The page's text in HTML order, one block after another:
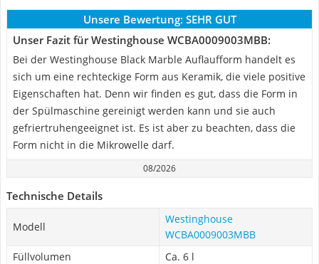
Unsere Bewertung: SEHR GUT
Unser Fazit für Westinghouse WCBA0009003MBB:
Bei der Westinghouse Black Marble Auflaufform handelt es
sich um eine rechteckige Form aus Keramik, die viele positive
Eigenschaften hat. Denn wir finden es gut, dass die Form in
der Spülmaschine gereinigt werden kann und sie auch
gefriertruhengeeignet ist. Es ist aber zu beachten, dass die
Form nicht in die Mikrowelle darf.
08/2026
Technische Details
Modell
Westinghouse
WCBA0009003MBB
Füllvolumen
Ca. 6 l